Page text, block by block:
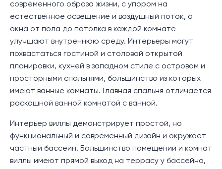
современного образа жизни, с упором на
естественное освещение и воздушный поток, а
окна от пола до потолка в каждой комнате
улучшают внутреннюю среду. Интерьеры могут
похвастаться гостиной и столовой открытой
планировки, кухней в западном стиле с островом и
просторными спальнями, большинство из которых
имеют ванные комнаты. Главная спальня отличается
роскошной ванной комнатой с ванной.
Интерьер виллы демонстрирует простой, но
функциональный и современный дизайн и окружает
частный бассейн. Большинство помещений и комнат
виллы имеют прямой выход на террасу у бассейна,